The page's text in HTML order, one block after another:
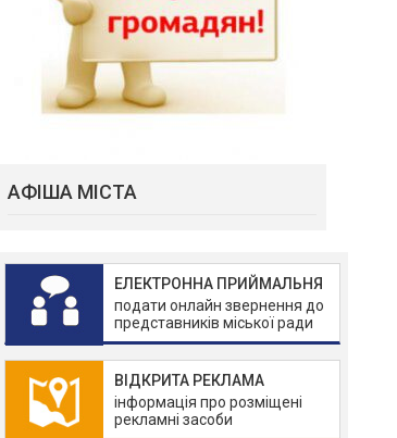
АФІША МІСТА
ЕЛЕКТРОННА ПРИЙМАЛЬНЯ
подати онлайн звернення до
представників міської ради
ВІДКРИТА РЕКЛАМА
інформація про розміщені
рекламні засоби